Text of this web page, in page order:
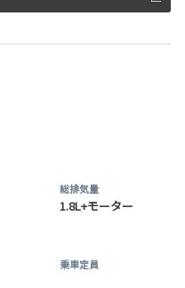
総排気量
1.8L+モーター
乗車定員